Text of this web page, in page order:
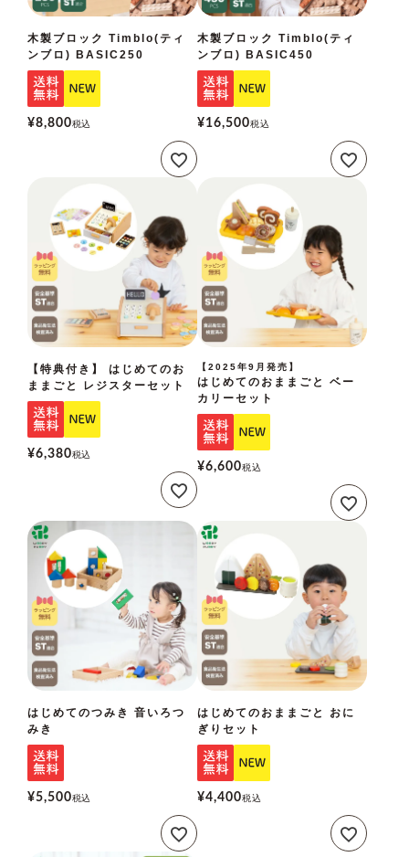
木製ブロック Timblo(ティ
ンブロ) BASIC250
¥8,800税込
木製ブロック Timblo(ティ
ンブロ) BASIC450
¥16,500税込
【特典付き】 はじめてのお
ままごと レジスターセット
¥6,380税込
【2025年9月発売】
はじめてのおままごと ベー
カリーセット
¥6,600税込
はじめてのつみき 音いろつ
みき
¥5,500税込
はじめてのおままごと おに
ぎりセット
¥4,400税込